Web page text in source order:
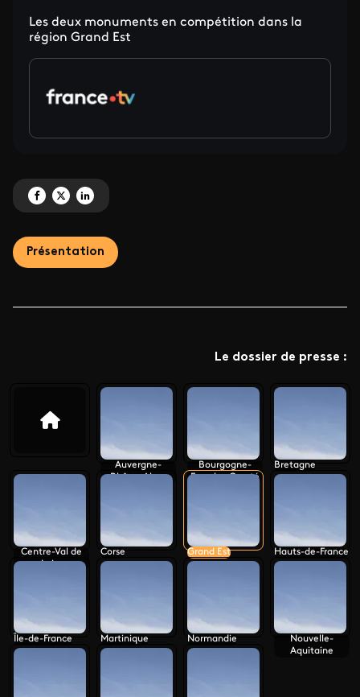
Les deux monuments en compétition dans la
région Grand Est
Partagez 'Le monument préféré des Français 2026' sur Facebook
Partagez 'Le monument préféré des Français 2026' sur X
Partagez 'Le monument préféré des Français 2026' sur LinkedIn
Présentation
Le dossier de presse :
Auvergne-
Rhône-Alpes
Bourgogne-
Franche-Comté
Bretagne
Centre-Val de
Loire
Corse Grand Est Hauts-de-France
Île-de-France Martinique Normandie
Nouvelle-
Aquitaine